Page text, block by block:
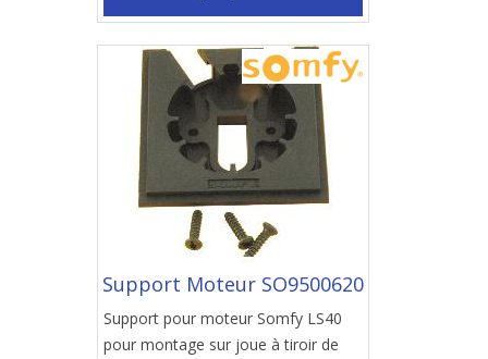
Support Moteur SO9500620
Support pour moteur Somfy LS40
pour montage sur joue à tiroir de